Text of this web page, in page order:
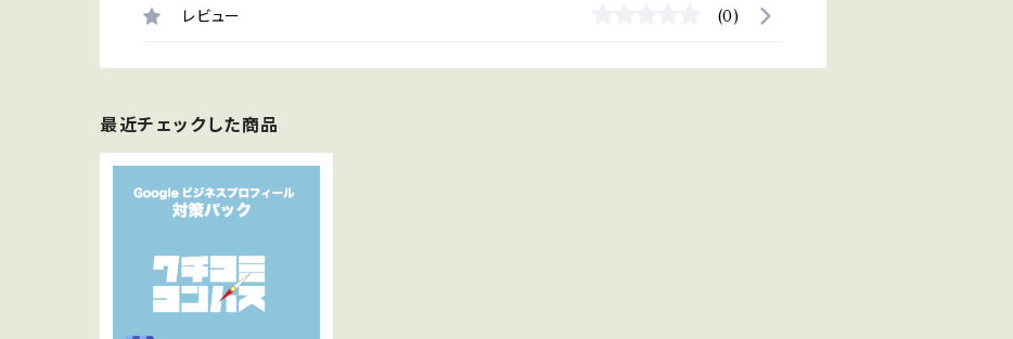
レビュー (0)
最近チェックした商品